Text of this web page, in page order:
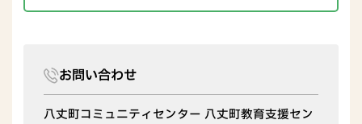
お問い合わせ
八丈町コミュニティセンター 八丈町教育支援セン